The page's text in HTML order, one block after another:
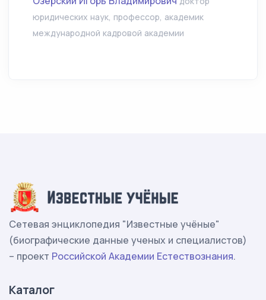
юридических наук, профессор, aкадемик
международной кадровой академии
Сетевая энциклопедия "Известные учёные"
(биографические данные ученых и специалистов)
– проект Российской Академии Естествознания.
Каталог